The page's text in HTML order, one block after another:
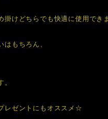
掛けどちらでも快適に使用でき
もちろん、
レゼントにもオススメ☆